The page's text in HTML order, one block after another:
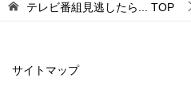
テレビ番組見逃したら... TOP
サイトマップ